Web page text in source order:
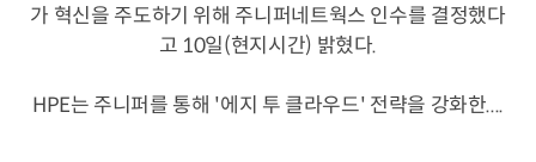
가 혁신을 주도하기 위해 주니퍼네트웍스 인수를 결정했다
고 10일(현지시간) 밝혔다.
HPE는 주니퍼를 통해 '에지 투 클라우드' 전략을 강화한....